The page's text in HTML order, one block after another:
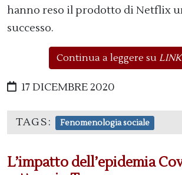
hanno reso il prodotto di Netflix
successo.
Continua a leggere su
17 DICEMBRE 2020
TAGS: Fenomenologia sociale
L’impatto dell’epidemia